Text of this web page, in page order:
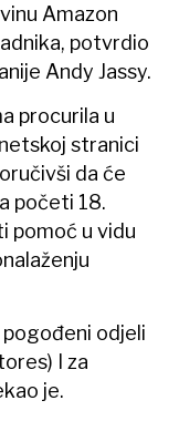
Amazon
potvrdio
Andy Jassy.
procurila u
stranici
da će
početi 18.
pomoć u vidu
odjeli
I za
je.